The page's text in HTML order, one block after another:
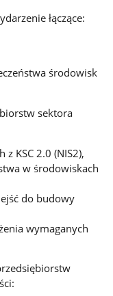
łączące:
środowisk
sektora
KSC 2.0 (NIS2),
w środowiskach
do budowy
wymaganych